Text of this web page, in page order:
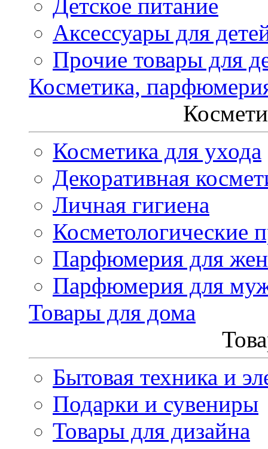
Детское питание
Аксессуары для
Прочие товары для
Косметика,
Косметика для ухода
Декоративная
Личная гигиена
Косметологические
Парфюмерия для
Парфюмерия для
Товары для дома
Бытовая техника и
Подарки и сувениры
Товары для дизайна